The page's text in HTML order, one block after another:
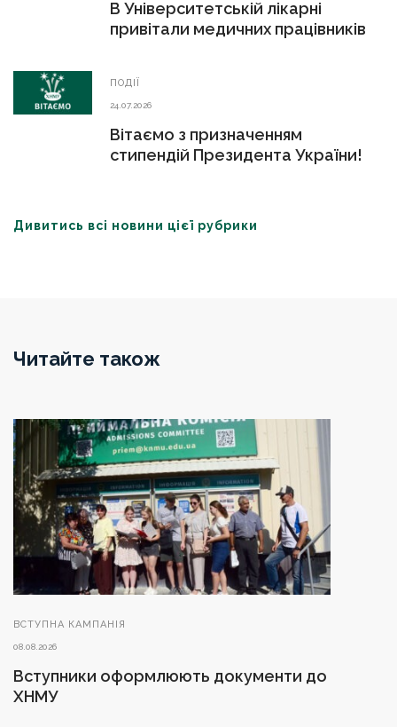
В Університетській лікарні
привітали медичних працівників
ПОДІЇ
24.07.2026
Вітаємо з призначенням
стипендій Президента України!
Дивитись всі новини цієї рубрики
Читайте також
ВСТУПНА КАМПАНІЯ
08.08.2026
Вступники оформлюють документи до
ХНМУ